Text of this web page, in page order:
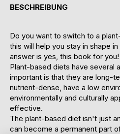
BESCHREIBUNG
Do you want to switch to a
this will help you stay in shape
answer is yes, this book for you!
Plant-based diets have several
important is that they are long-
nutrient-dense, have a low
environmentally and culturally
effective.
The plant-based diet isn't just
can become a permanent part